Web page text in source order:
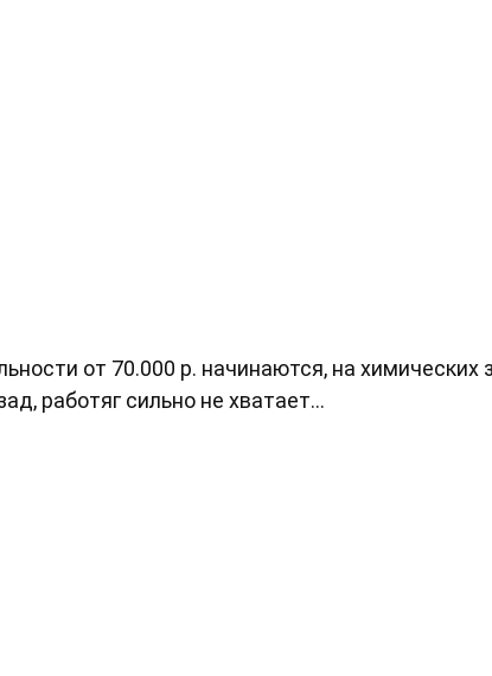
от 70.000 р. начинаются, на химических
работяг сильно не хватает...